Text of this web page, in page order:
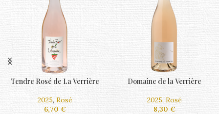
Domaine de la Verrière
2025, Blanc
8,30 €
Viognier
2025,Blanc
11,00€